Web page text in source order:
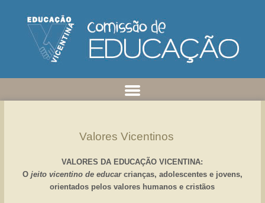
Valores Vicentinos
VALORES DA EDUCAÇÃO VICENTINA:
O jeito vicentino de educar crianças, adolescentes e jovens,
orientados pelos valores humanos e cristãos